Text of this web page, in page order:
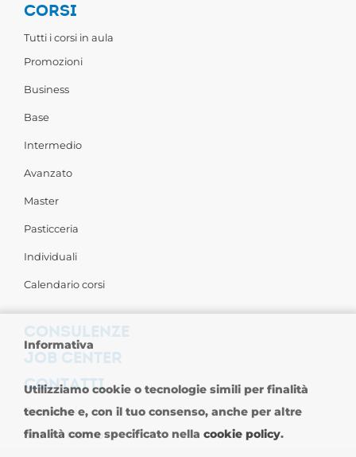
CORSI
Tutti i corsi in aula
Promozioni
Business
Base
Intermedio
Avanzato
Master
Pasticceria
Individuali
Calendario corsi
CONSULENZE
JOB CENTER
CONTATTI
Contattaci
Sedi nel Mondo
Informativa
Utilizziamo cookie o tecnologie simili per finalità
tecniche e, con il tuo consenso, anche per altre
finalità come specificato nella cookie policy.